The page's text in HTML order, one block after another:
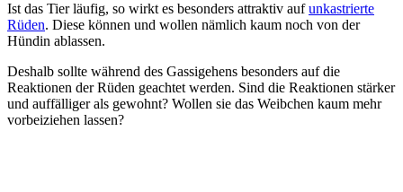
Ist das Tier läufig, so wirkt es besonders attraktiv aufunkastrierte
Rüden. Diese können und wollen nämlich kaum noch von der
Hündin ablassen.
Deshalb sollte während des Gassigehens besonders auf die
Reaktionen der Rüden geachtet werden. Sind die Reaktionen stärker
und auffälliger als gewohnt? Wollen sie das Weibchen kaum mehr
vorbeiziehen lassen?